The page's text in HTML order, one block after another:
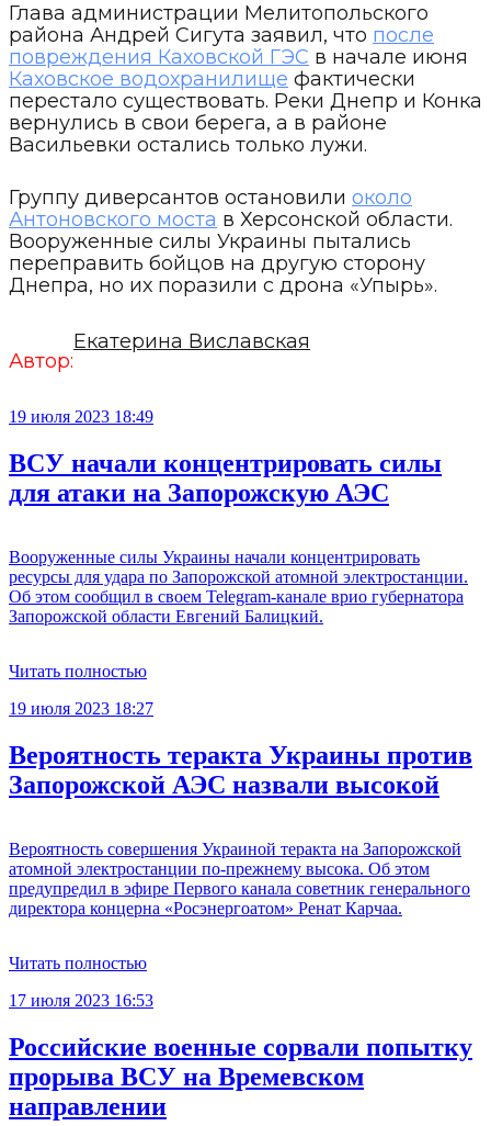
Глава администрации Мелитопольского
района Андрей Сигута заявил, что после
повреждения Каховской ГЭС в начале июня
Каховское водохранилище фактически
перестало существовать. Реки Днепр и Конка
вернулись в свои берега, а в районе
Васильевки остались только лужи.
Группу диверсантов остановили около
Антоновского моста в Херсонской области.
Вооруженные силы Украины пытались
переправить бойцов на другую сторону
Днепра, но их поразили с дрона «Упырь».
Автор:
Екатерина Виславская
19 июля 2023 18:49
ВСУ начали концентрировать силы
для атаки на Запорожскую АЭС
Вооруженные силы Украины начали концентрировать
ресурсы для удара по Запорожской атомной электростанции.
Об этом сообщил в своем Telegram-канале врио губернатора
Запорожской области Евгений Балицкий.
Читать полностью
19 июля 2023 18:27
Вероятность теракта Украины против
Запорожской АЭС назвали высокой
Вероятность совершения Украиной теракта на Запорожской
атомной электростанции по-прежнему высока. Об этом
предупредил в эфире Первого канала советник генерального
директора концерна «Росэнергоатом» Ренат Карчаа.
Читать полностью
17 июля 2023 16:53
Российские военные сорвали попытку
прорыва ВСУ на Времевском
направлении